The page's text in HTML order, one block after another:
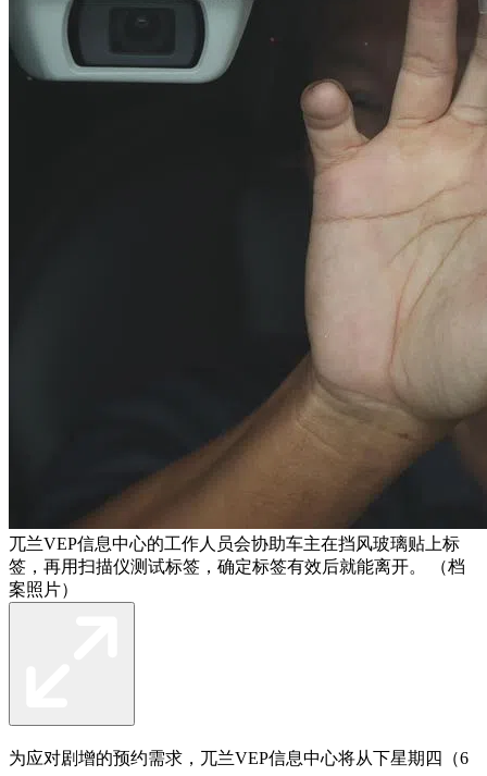
兀兰VEP信息中心的工作人员会协助车主在挡风玻璃贴上标
签，再用扫描仪测试标签，确定标签有效后就能离开。 （档
案照片）
为应对剧增的预约需求，兀兰VEP信息中心将从下星期四（6